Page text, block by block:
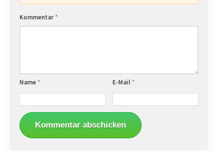
Kommentar*
Name* E-Mail*